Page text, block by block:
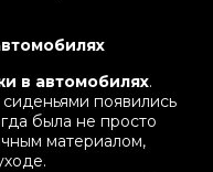
в автомобилях.
появились
была не просто
материалом,